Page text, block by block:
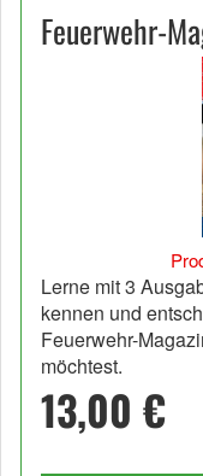
Feuerwehr-
Lerne mit 3
kennen und
Feuerwehr-
möchtest.
13,00 €